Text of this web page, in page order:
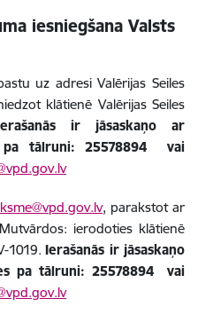
iesniegšana Valsts
uz adresi Valērijas Seiles
klātienē Valērijas Seiles
ir jāsaskaņo ar
pa tālruni: 25578894
vai
, parakstot ar
ierodoties klātienē
1019. Ierašanās ir jāsaskaņo
pa tālruni: 25578894
vai